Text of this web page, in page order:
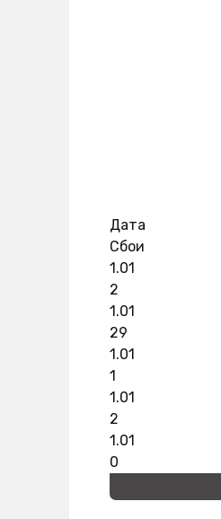
Дата
Сбои
1.01
2
1.01
29
1.01
1
1.01
2
1.01
0